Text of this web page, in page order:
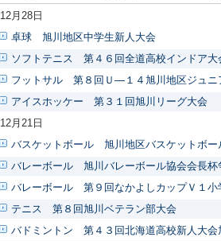
12月28日
卓球 旭川地区中学生新人大会
ソフトテニス 第４６回全道高校インドア大
フットサル 第８回Ｕ―１４旭川地区ジュニ
アイスホッケー 第３１回旭川リーグ大会
12月21日
バスケットボール 旭川地区バスケットボー
バレーボール 旭川バレーボール協会会長杯
バレーボール 第９回なかよしカップＶ１小
テニス 第８回旭川ベテラン部大会
バドミントン 第４３回北海道高校新人大会